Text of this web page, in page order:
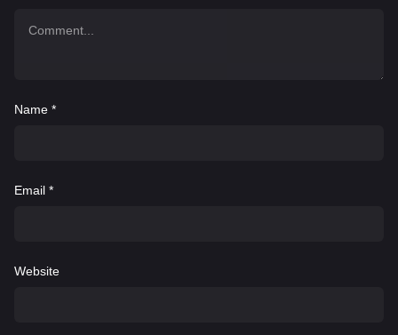
Name *
Email *
Website